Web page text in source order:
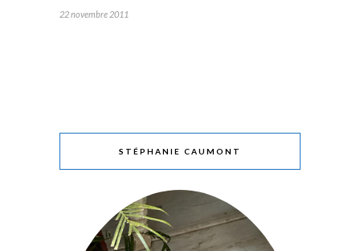
22 novembre 2011
STÉPHANIE CAUMONT